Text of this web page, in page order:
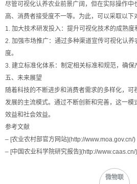
尽管可视化认养农业前景广阔，但在实际操作中
高、消费者接受度不一等。为此，可以采取以下
1. 加大技术研发投入：提升可视化技术的成熟度
2. 加强市场推广：通过多种渠道宣传可视化认养
度。
3. 建立标准化体系：制定相关标准和规范，确保
五、未来展望
随着科技的不断进步和消费者需求的多样化，
发展的主流模式。通过不断创新和完善，这一模
效益和社会效益。
参考文献
– [农业农村部官方网站](http://www.moa.gov.cn/)
– [中国农业科学院研究报告](http://www.caas.cn/)
微物联